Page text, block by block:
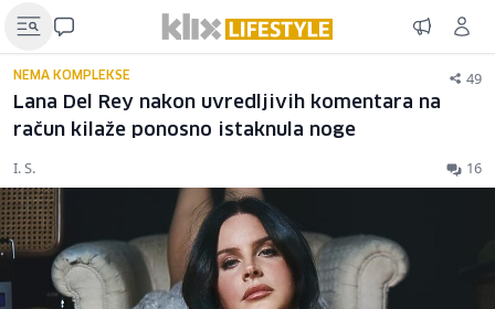
NEMA KOMPLEKSE 49
Lana Del Rey nakon uvredljivih komentara na
račun kilaže ponosno istaknula noge
I. S. 16